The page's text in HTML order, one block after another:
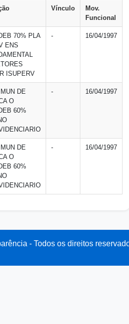
Vínculo
Mov.
Funcional
70% PLA
ENS
ISUPERV
- 16/04/1997
DE
O
60%
- 16/04/1997
DE
O
60%
- 16/04/1997
- Todos os direitos